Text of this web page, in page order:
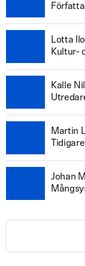
Lotta
Kultur-
Kalle
Martin
Johan